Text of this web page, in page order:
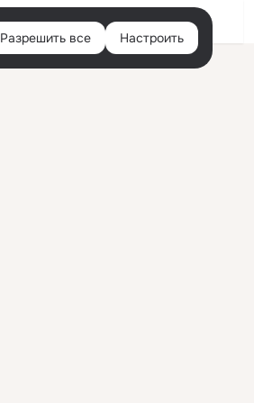
Войти
Разрешить все Настроить